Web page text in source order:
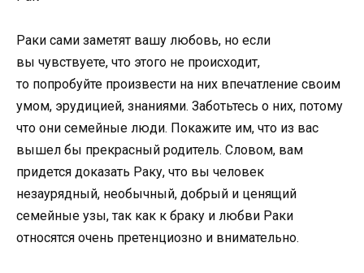
Раки сами заметят вашу любовь, но если
вы чувствуете, что этого не происходит,
то попробуйте произвести на них впечатление своим
умом, эрудицией, знаниями. Заботьтесь о них, потому
что они семейные люди. Покажите им, что из вас
вышел бы прекрасный родитель. Словом, вам
придется доказать Раку, что вы человек
незаурядный, необычный, добрый и ценящий
семейные узы, так как к браку и любви Раки
относятся очень претенциозно и внимательно.